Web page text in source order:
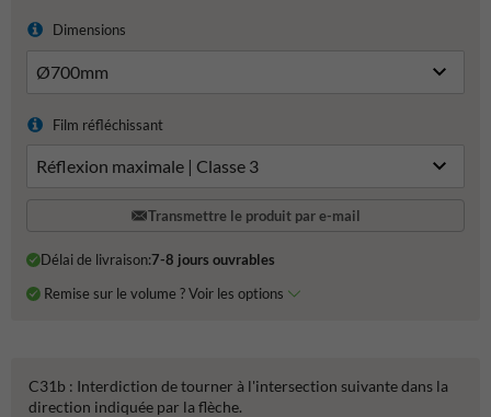
Dimensions
Film réfléchissant
Transmettre le produit par e-mail
Délai de livraison:7-8 jours ouvrables
Remise sur le volume ? Voir les options
C31b : Interdiction de tourner à l'intersection suivante dans la
direction indiquée par la flèche.